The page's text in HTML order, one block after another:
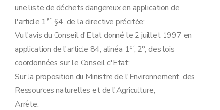
une liste de déchets dangereux en application de
l'article 1er, §4, de la directive précitée;
Vu l'avis du Conseil d'Etat donné le 2 juillet 1997 en
application de l'article 84, alinéa 1er, 2°, des lois
coordonnées sur le Conseil d'Etat;
Sur la proposition du Ministre de l'Environnement, des
Ressources naturelles et de l'Agriculture,
Arrête: